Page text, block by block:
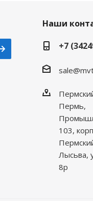
Наши
+7
Пермь,
103,
Лысьва,
8р